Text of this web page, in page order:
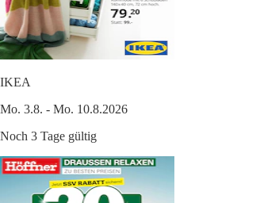
IKEA
Mo. 3.8. - Mo. 10.8.2026
Noch 3 Tage gültig